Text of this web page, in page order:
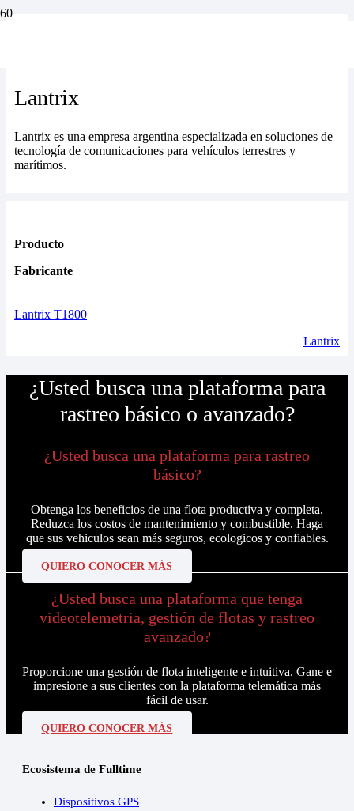
Lantrix
Lantrix es una empresa argentina especializada en soluciones de
tecnología de comunicaciones para vehículos terrestres y
marítimos.
Producto
Fabricante
Lantrix T1800
Lantrix
¿Usted busca una plataforma para
rastreo básico o avanzado?
¿Usted busca una plataforma para rastreo
básico?
Obtenga los beneficios de una flota productiva y completa.
Reduzca los costos de mantenimiento y combustible. Haga
que sus vehiculos sean más seguros, ecologicos y confiables.
QUIERO CONOCER MÁS
¿Usted busca una plataforma que tenga
videotelemetria, gestión de flotas y rastreo
avanzado?
Proporcione una gestión de flota inteligente e intuitiva. Gane e
impresione a sus clientes con la plataforma telemática más
fácil de usar.
QUIERO CONOCER MÁS
Ecosistema de Fulltime
Dispositivos GPS